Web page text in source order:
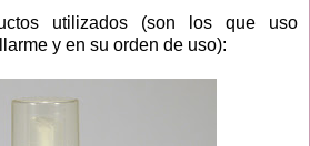
utilizados (son los que uso
y en su orden de uso):